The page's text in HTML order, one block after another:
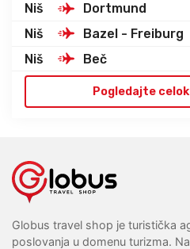
Niš Dortmund
Niš Bazel - Freiburg
Niš Beč
Pogledajte
Globus travel shop je turistička
poslovanja u domenu turizma.